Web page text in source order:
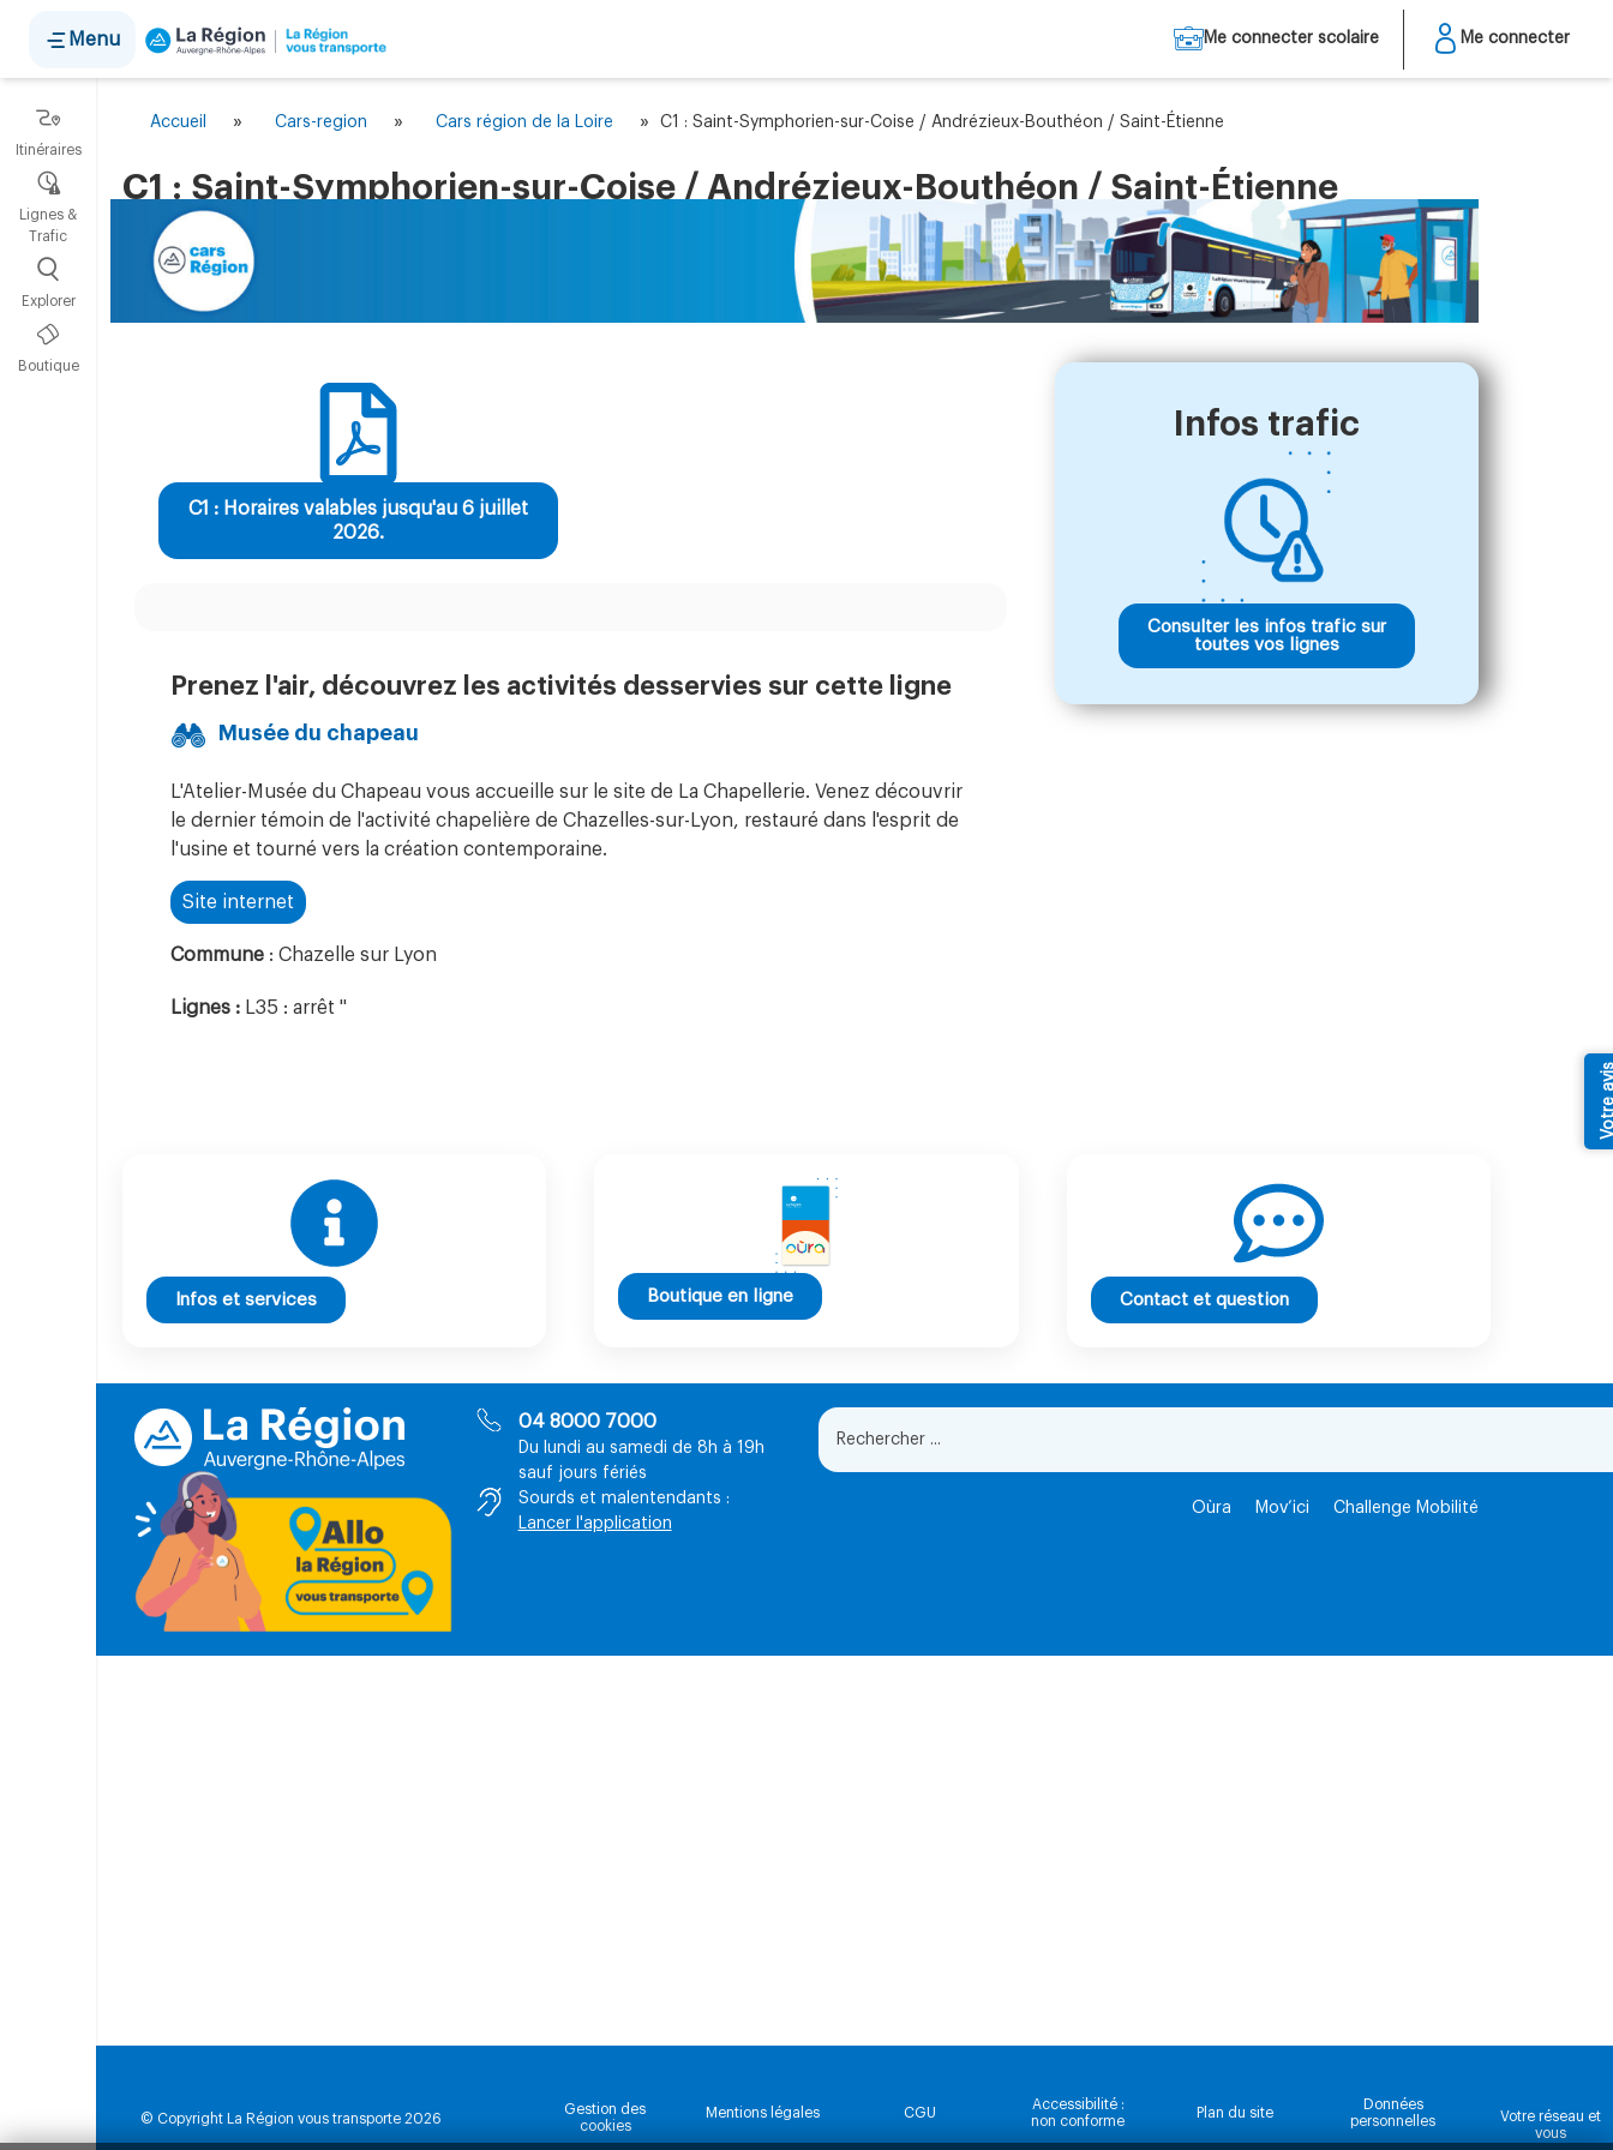
Accueil » Cars-region » Cars région de la Loire » C1 : Saint-Symphorien-sur-Coise / Andrézieux-Bouthéon / Saint-Étienne
C1 : Saint-Symphorien-sur-Coise / Andrézieux-Bouthéon / Saint-Étienne
C1 : Horaires valables jusqu'au 6 juillet
2026.
Prenez l'air, découvrez les activités desservies sur cette ligne
Musée du chapeau
L'Atelier-Musée du Chapeau vous accueille sur le site de La Chapellerie. Venez découvrir
le dernier témoin de l'activité chapelière de Chazelles-sur-Lyon, restauré dans l'esprit de
l'usine et tourné vers la création contemporaine.
Site internet
Commune : Chazelle sur Lyon
Lignes : L35 : arrêt "
Infos trafic
Consulter les infos trafic sur
toutes vos lignes
Infos et services Boutique en ligne Contact et question
04 8000 7000
Du lundi au samedi de 8h à 19h
sauf jours fériés
Sourds et malentendants :
Lancer l'application
Oùra Mov’ici Challenge Mobilité
Menu Me connecter scolaire Me connecter
Itinéraires
Lignes &
Trafic
Explorer
Boutique
© Copyright La Région vous transporte 2026
Gestion des
cookies
Mentions légales CGU
Accessibilité :
non conforme
Plan du site
Données
personnelles
Votre réseau et
vous